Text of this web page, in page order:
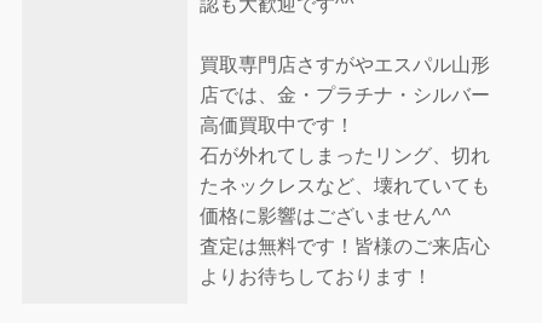
認も大歓迎です^^
買取専門店さすがやエスパル山形
店では、金・プラチナ・シルバー
高価買取中です！
石が外れてしまったリング、切れ
たネックレスなど、壊れていても
価格に影響はございません^^
査定は無料です！皆様のご来店心
よりお待ちしております！